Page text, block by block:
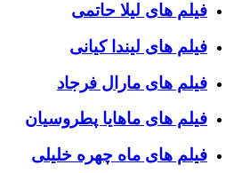
فیلم های لیلا حاتمی
فیلم های لیندا کیانی
فیلم های مارال فرجاد
فیلم های ماهایا پطروسیان
فیلم های ماه چهره خلیلی